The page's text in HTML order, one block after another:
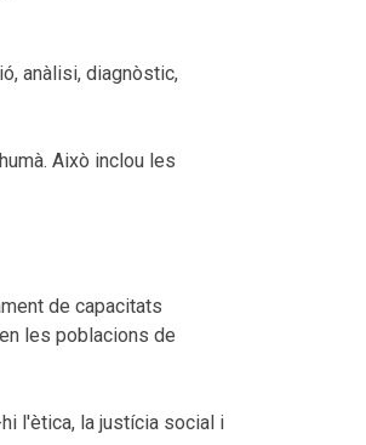
anàlisi, diagnòstic,
Això inclou les
de capacitats
les poblacions de
l'ètica, la justícia social i